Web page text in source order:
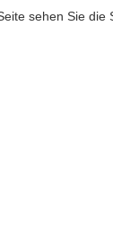
sehen Sie